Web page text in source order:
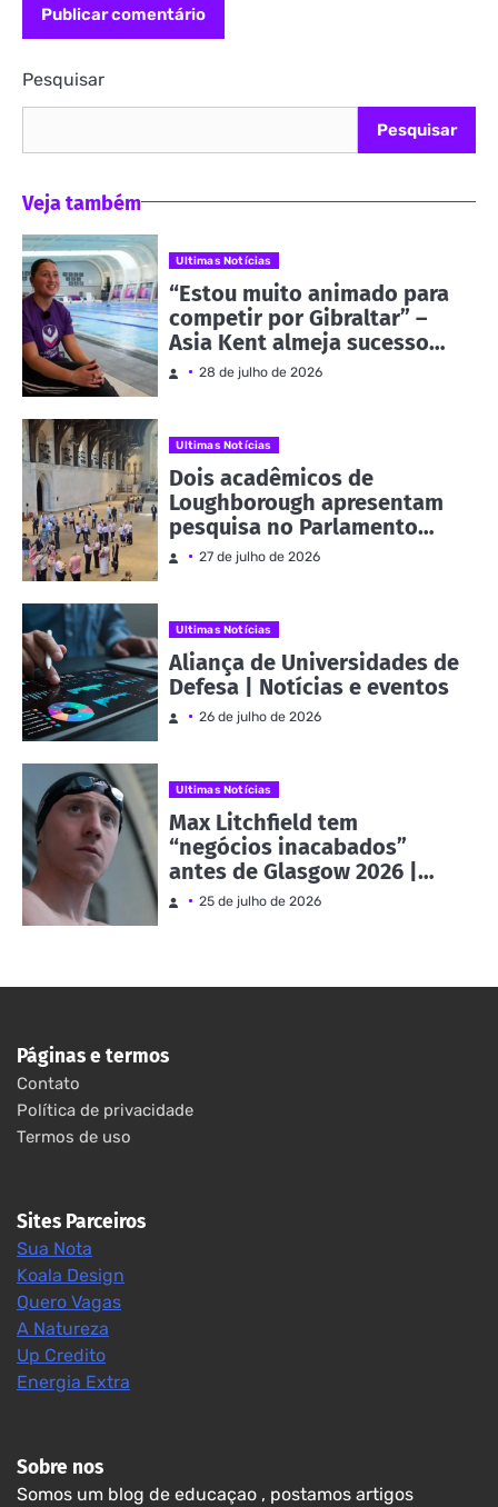
Pesquisar
Pesquisar
Veja também
Ultimas Notícias
“Estou muito animado para
competir por Gibraltar” –
Asia Kent almeja sucesso
nos Jogos da
28 de julho de 2026
Ultimas Notícias
Dois acadêmicos de
Loughborough apresentam
pesquisa no Parlamento
como parte da Evidence
27 de julho de 2026
Ultimas Notícias
Aliança de Universidades de
Defesa | Notícias e eventos
26 de julho de 2026
Ultimas Notícias
Max Litchfield tem
“negócios inacabados”
antes de Glasgow 2026 |
Notícias e eventos
25 de julho de 2026
Páginas e termos
Contato
Política de privacidade
Termos de uso
Sites Parceiros
Sua Nota
Koala Design
Quero Vagas
A Natureza
Up Credito
Energia Extra
Sobre nos
Somos um blog de educaçao , postamos artigos